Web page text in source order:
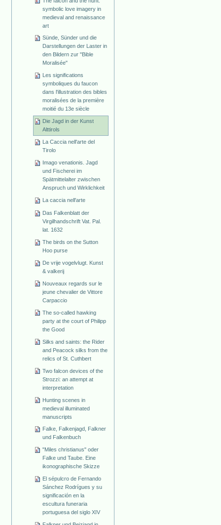
symbolic love imagery in
medieval and renaissance
art
Sünde, Sünder und die
Darstellungen der Laster in
den Bildern zur "Bible
Moralisée"
Les significations
symboliques du faucon
dans l'illustration des bibles
moralisées de la première
moitié du 13e siècle
Die Jagd in der Kunst
Alttirols
La Caccia nell'arte del
Tirolo
Imago venationis. Jagd
und Fischerei im
Spätmittelalter zwischen
Anspruch und Wirklichkeit
La caccia nell'arte
Das Falkenblatt der
Virgilhandschrift Vat. Pal.
lat. 1632
The birds on the Sutton
Hoo purse
De vrije vogelvlugt. Kunst
& valkerij
Nouveaux regards sur le
jeune chevalier de Vittore
Carpaccio
The so-called hawking
party at the court of Philipp
the Good
Silks and saints: the Rider
and Peacock silks from the
relics of St. Cuthbert
Two falcon devices of the
Strozzi: an attempt at
interpretation
Hunting scenes in
medieval illuminated
manuscripts
Falke, Falkenjagd, Falkner
und Falkenbuch
"Miles christianus" oder
Falke und Taube. Eine
ikonographische Skizze
El sépulcro de Fernando
Sánchez Rodrígues y su
significación en la
escultura funeraria
portuguesa del siglo XIV